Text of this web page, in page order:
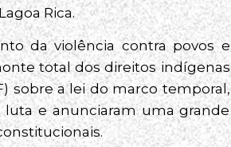
Rica.
da violência contra povos e
total dos direitos indígenas
sobre a lei do marco temporal,
e anunciaram uma grande